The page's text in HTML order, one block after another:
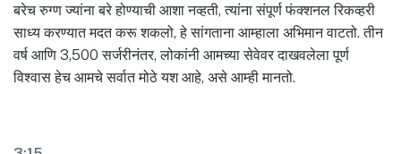
बरेच रुग्ण ज्यांना बरे होण्याची आशा नव्हती, त्यांना संपूर्ण फंक्शनल रिकव्हरी
साध्य करण्यात मदत करू शकलो, हे सांगताना आम्हाला अभिमान वाटतो. तीन
वर्ष आणि 3,500 सर्जरीनंतर, लोकांनी आमच्या सेवेवर दाखवलेला पूर्ण
विश्वास हेच आमचे सर्वात मोठे यश आहे, असे आम्ही मानतो.